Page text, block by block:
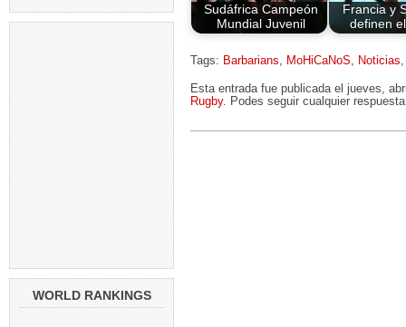
WORLD RANKINGS
Sudáfrica Campeón
Mundial Juvenil
Francia y
definen
Tags: Barbarians, MoHiCaNoS, Noticias
Esta entrada fue publicada el jueves,
Rugby. Podes seguir cualquier